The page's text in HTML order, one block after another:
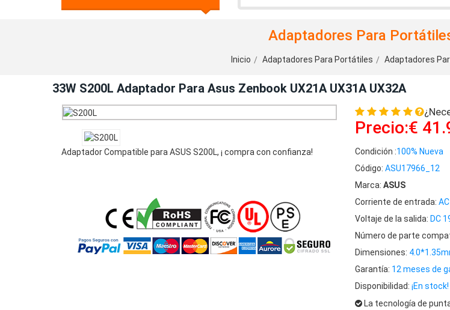
Adaptadores Para
Inicio Adaptadores Para Portátiles Adaptadores
33W S200L Adaptador Para Asus Zenbook UX21A UX31A UX32A
Adaptador Compatible para ASUS S200L, ¡ compra con confianza!
Precio:€
Condición :100% Nueva
Código: ASU17966_12
Marca: ASUS
Corriente de entrada:
Voltaje de la salida: DC
Número de parte
Dimensiones:
Garantía: 12 meses de
Disponibilidad: ¡En stock!
La tecnología de